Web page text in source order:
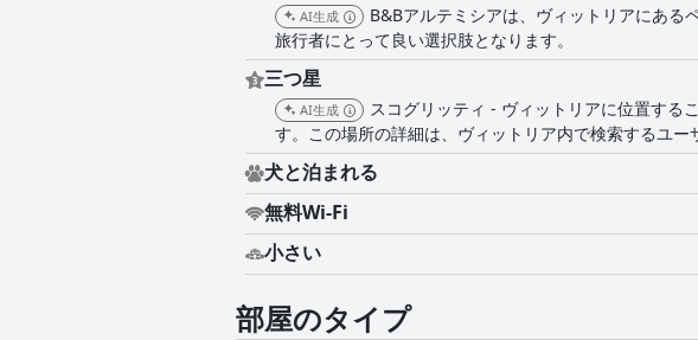
AI生成
B&Bアルテミシアは、ヴィットリアにある
旅行者にとって良い選択肢となります。
三つ星
AI生成
スコグリッティ - ヴィットリアに位置する
す。この場所の詳細は、ヴィットリア内で検索するユー
犬と泊まれる
無料Wi-Fi
小さい
部屋のタイプ